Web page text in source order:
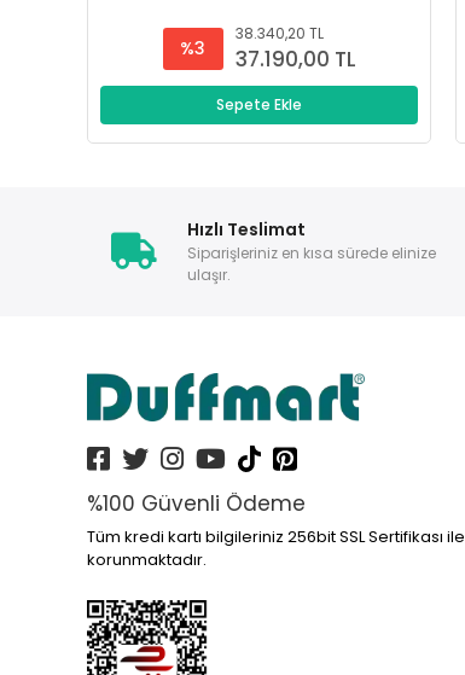
%3
38.340,20 TL
37.190,00 TL
Sepete Ekle
Hızlı Teslimat
Siparişleriniz en kısa sürede elinize
ulaşır.
%100 Güvenli Ödeme
Tüm kredi kartı bilgileriniz 256bit SSL Sertifikası ile
korunmaktadır.